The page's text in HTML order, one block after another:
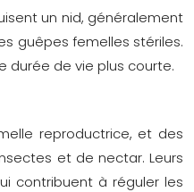
un nid, généralement
guêpes femelles stériles.
durée de vie plus courte.
reproductrice, et des
et de nectar. Leurs
contribuent à réguler les